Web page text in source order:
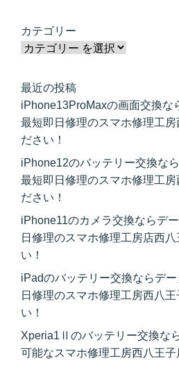
カテゴリー
最近の投稿
iPhone13ProMaxの画面交換な
最短即日修理のスマホ修理工房
ださい！
iPhone12のバッテリー交換な
最短即日修理のスマホ修理工房
ださい！
iPhone11のカメラ交換ならデ
日修理のスマホ修理工房店西
い！
iPadのバッテリー交換ならデ
日修理のスマホ修理工房西八
い！
Xperia1Ⅱのバッテリー交換な
可能なスマホ修理工房西八王子